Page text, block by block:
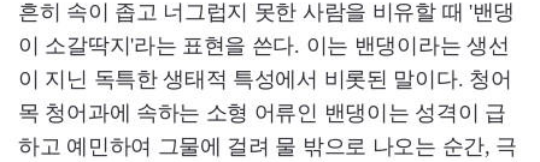
흔히 속이 좁고 너그럽지 못한 사람을 비유할 때 '밴댕
이 소갈딱지'라는 표현을 쓴다. 이는 밴댕이라는 생선
이 지닌 독특한 생태적 특성에서 비롯된 말이다. 청어
목 청어과에 속하는 소형 어류인 밴댕이는 성격이 급
하고 예민하여 그물에 걸려 물 밖으로 나오는 순간, 극